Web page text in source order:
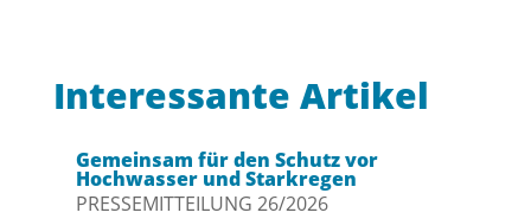
Interessante Artikel
Gemeinsam für den Schutz vor
Hochwasser und Starkregen
PRESSEMITTEILUNG 26/2026